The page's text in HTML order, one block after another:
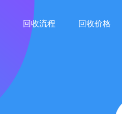
回收流程 回收价格